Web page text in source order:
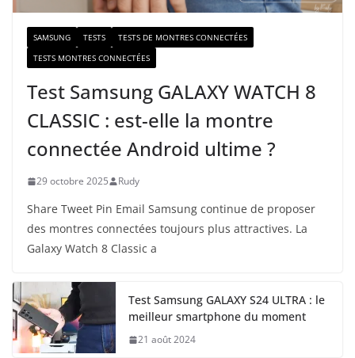
SAMSUNG TESTS
TESTS DE MONTRES CONNECTÉES
TESTS MONTRES CONNECTÉES
Test Samsung GALAXY WATCH 8
CLASSIC : est-elle la montre
connectée Android ultime ?
29 octobre 2025 Rudy
Share Tweet Pin Email Samsung continue de proposer
des montres connectées toujours plus attractives. La
Galaxy Watch 8 Classic a
Test Samsung GALAXY S24 ULTRA : le
meilleur smartphone du moment
21 août 2024